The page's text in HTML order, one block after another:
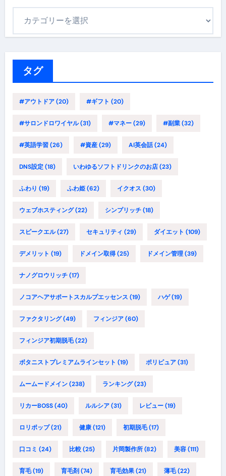
タグ
#アウトドア(20) #ギフト (20)
#サロンドロワイヤル(31) #マネー(29) #副業(32)
#英語学習(26) #資産(29) AI英会話(24)
DNS設定(18) いわゆるソフトドリンクのお店(23)
ふわり (19) ふわ姫(62) イクオス (30)
ウェブホスティング(22) シンプリッチ(18)
スピークエル(27) セキュリティ (29) ダイエット (109)
デメリット (19) ドメイン取得(25) ドメイン管理(39)
ナノグロウリッチ(17)
ノコアヘアサポートスカルプエッセンス (19) ハゲ(19)
ファクタリング(49) フィンジア(60)
フィンジア初期脱毛(22)
ボタニストプレミアムラインセット (19) ポリピュア(31)
ムームードメイン(238) ランキング(23)
リカーBOSS(40) ルルシア(31) レビュー(19)
ロリポップ(21) 健康(121) 初期脱毛(17)
口コミ (24) 比較(25) 片岡製作所(82) 美容(111)
育毛(19) 育毛剤 (74) 育毛効果(21) 薄毛(22)